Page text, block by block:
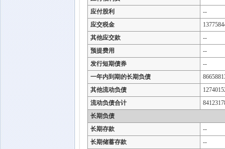
应付股利
--
应交税金
其他应交款
--
预提费用
--
发行短期债券
--
一年内到期的长期负债
其他流动负债
流动负债合计
长期负债
长期存款
--
长期储蓄存款
--